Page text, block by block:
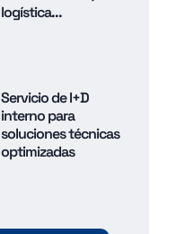
logística...
Servicio de I+D
interno para
soluciones técnicas
optimizadas